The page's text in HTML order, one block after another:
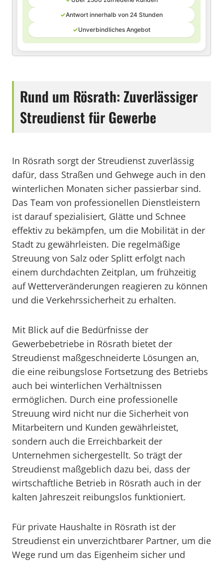
✓Antwort innerhalb von 24 Stunden
✓Unverbindliches Angebot
Rund um Rösrath: Zuverlässiger
Streudienst für Gewerbe
In Rösrath sorgt der Streudienst zuverlässig
dafür, dass Straßen und Gehwege auch in den
winterlichen Monaten sicher passierbar sind.
Das Team von professionellen Dienstleistern
ist darauf spezialisiert, Glätte und Schnee
effektiv zu bekämpfen, um die Mobilität in der
Stadt zu gewährleisten. Die regelmäßige
Streuung von Salz oder Splitt erfolgt nach
einem durchdachten Zeitplan, um frühzeitig
auf Wetterveränderungen reagieren zu können
und die Verkehrssicherheit zu erhalten.
Mit Blick auf die Bedürfnisse der
Gewerbebetriebe in Rösrath bietet der
Streudienst maßgeschneiderte Lösungen an,
die eine reibungslose Fortsetzung des Betriebs
auch bei winterlichen Verhältnissen
ermöglichen. Durch eine professionelle
Streuung wird nicht nur die Sicherheit von
Mitarbeitern und Kunden gewährleistet,
sondern auch die Erreichbarkeit der
Unternehmen sichergestellt. So trägt der
Streudienst maßgeblich dazu bei, dass der
wirtschaftliche Betrieb in Rösrath auch in der
kalten Jahreszeit reibungslos funktioniert.
Für private Haushalte in Rösrath ist der
Streudienst ein unverzichtbarer Partner, um die
Wege rund um das Eigenheim sicher und